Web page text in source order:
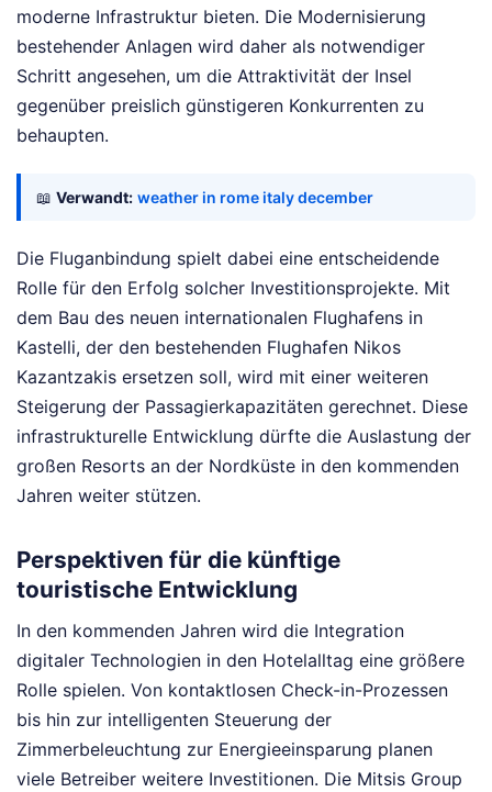
moderne Infrastruktur bieten. Die Modernisierung
bestehender Anlagen wird daher als notwendiger
Schritt angesehen, um die Attraktivität der Insel
gegenüber preislich günstigeren Konkurrenten zu
behaupten.
📖 Verwandt: weather in rome italy december
Die Fluganbindung spielt dabei eine entscheidende
Rolle für den Erfolg solcher Investitionsprojekte. Mit
dem Bau des neuen internationalen Flughafens in
Kastelli, der den bestehenden Flughafen Nikos
Kazantzakis ersetzen soll, wird mit einer weiteren
Steigerung der Passagierkapazitäten gerechnet. Diese
infrastrukturelle Entwicklung dürfte die Auslastung der
großen Resorts an der Nordküste in den kommenden
Jahren weiter stützen.
Perspektiven für die künftige
touristische Entwicklung
In den kommenden Jahren wird die Integration
digitaler Technologien in den Hotelalltag eine größere
Rolle spielen. Von kontaktlosen Check-in-Prozessen
bis hin zur intelligenten Steuerung der
Zimmerbeleuchtung zur Energieeinsparung planen
viele Betreiber weitere Investitionen. Die Mitsis Group